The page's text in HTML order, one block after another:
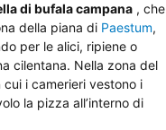
di bufala campana , che
della piana di Paestum,
per le alici, ripiene o
cilentana. Nella zona del
i camerieri vestono i
la pizza all’interno di